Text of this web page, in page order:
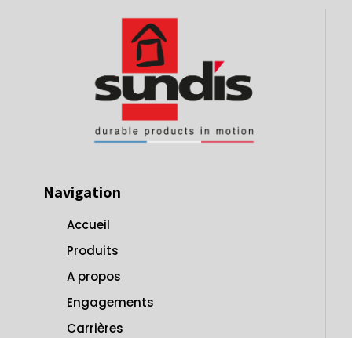
Navigation
Accueil
Produits
A propos
Engagements
Carrières